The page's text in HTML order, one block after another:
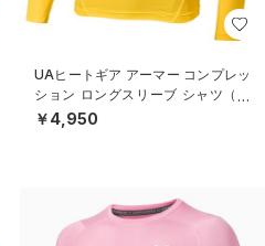
UAヒートギア アーマー コンプレッ
ション ロングスリーブ シャツ（ト
レーニング/MEN）
￥4,950